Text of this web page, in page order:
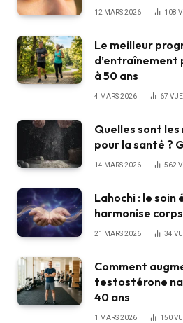
12 MARS 2026 108
Le meilleur
d’entraînement
à 50 ans
4 MARS 2026 67
Quelles sont
pour la santé ?
14 MARS 2026 562
Lahochi : le
harmonise
21 MARS 2026 34
Comment
testostérone
40 ans
1 MARS 2026 150